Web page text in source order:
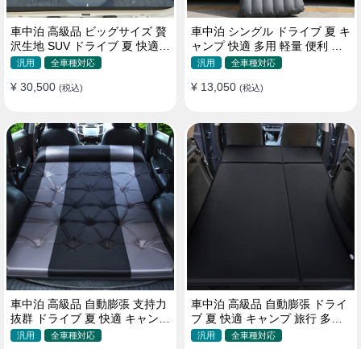
車中泊 高級品 ビッグサイズ 贅
沢生地 SUV ドライブ 夏 快適
キャンプ 旅行 収納便利 エアー
汎用 全車種対応
¥ 30,500 (税込)
車中泊 シングル ドライブ 夏 キ
ャンプ 快適 多用 軽量 便利 省
スペース 旅行 エアーベッド
汎用 全車種対応
¥ 13,050 (税込)
車中泊 高級品 自動膨張 支持力
抜群 ドライブ 夏 快適 キャンプ
旅行 省スペース エアーベッド
汎用 全車種対応
車中泊 高級品 自動膨張 ドライ
ブ 夏 快適 キャンプ 旅行 多用
取付簡単 収納便利 エアーベッ
汎用 全車種対応